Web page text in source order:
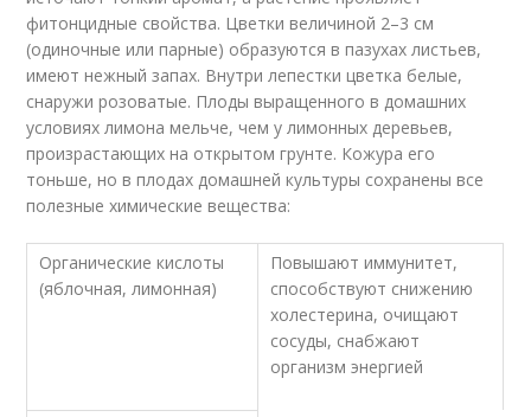
фитонцидные свойства. Цветки величиной 2–3 см
(одиночные или парные) образуются в пазухах листьев,
имеют нежный запах. Внутри лепестки цветка белые,
снаружи розоватые. Плоды выращенного в домашних
условиях лимона мельче, чем у лимонных деревьев,
произрастающих на открытом грунте. Кожура его
тоньше, но в плодах домашней культуры сохранены все
полезные химические вещества:
Органические кислоты
(яблочная, лимонная)
Повышают иммунитет,
способствуют снижению
холестерина, очищают
сосуды, снабжают
организм энергией